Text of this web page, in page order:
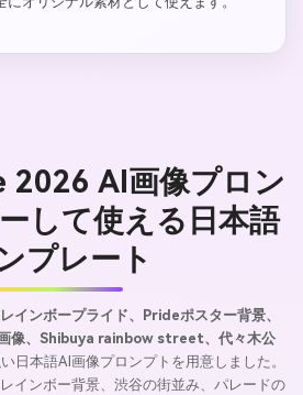
2026 AI画像プロン
して使える日本語
プレート
インボープライド、Prideポスター背景、
像、Shibuya rainbow street、代々木公
日本語AI画像プロンプトを用意しました。
インボー背景、渋谷の街並み、パレードの